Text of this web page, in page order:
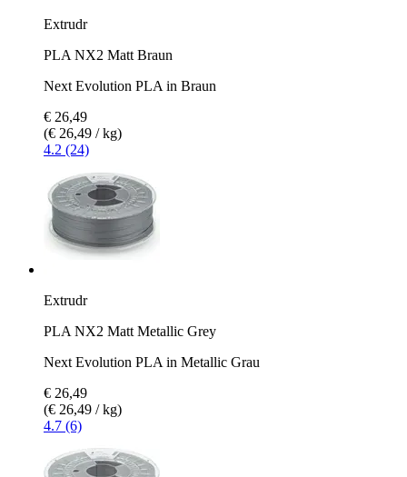
Extrudr
PLA NX2 Matt Braun
Next Evolution PLA in Braun
€ 26,49
(€ 26,49 / kg)
4.2 (24)
Extrudr
PLA NX2 Matt Metallic Grey
Next Evolution PLA in Metallic Grau
€ 26,49
(€ 26,49 / kg)
4.7 (6)